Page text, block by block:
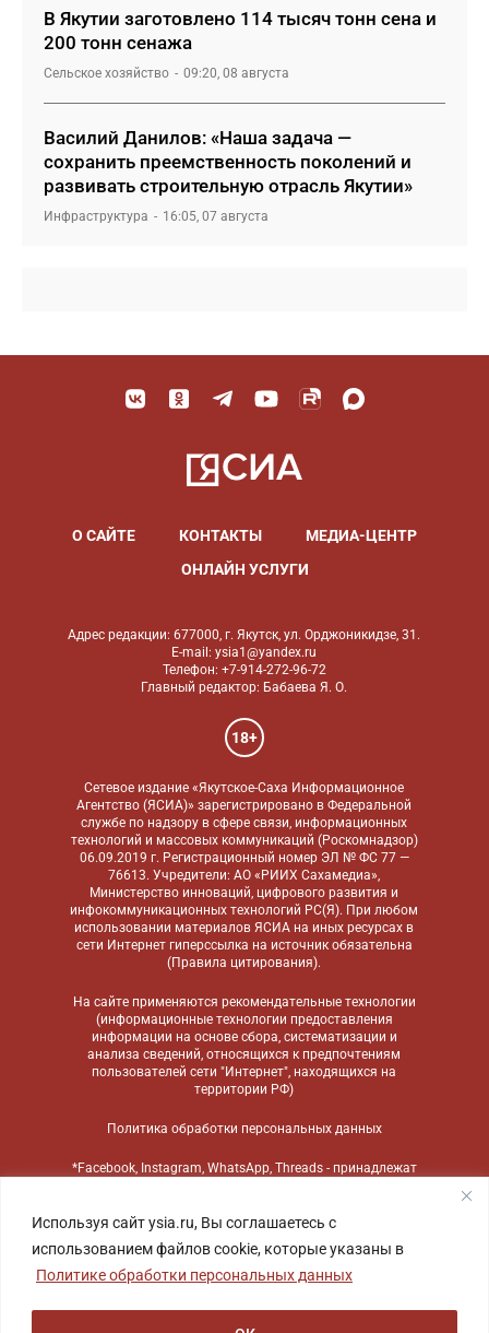
Используя сайт ysia.ru, Вы соглашаетесь с
использованием файлов cookie, которые указаны в
Политике обработки персональных данных
В Якутии заготовлено 114 тысяч тонн сена и
200 тонн сенажа
Сельское хозяйство 09:20, 08 августа
Василий Данилов: «Наша задача —
сохранить преемственность поколений и
развивать строительную отрасль Якутии»
Инфраструктура 16:05, 07 августа
О САЙТЕ КОНТАКТЫ
МЕДИА-ЦЕНТР
ОНЛАЙН УСЛУГИ
Адрес редакции: 677000, г. Якутск, ул. Орджоникидзе, 31.
E-mail: ysia1@yandex.ru
Телефон: +7-914-272-96-72
Главный редактор: Бабаева Я. О.
18+
Сетевое издание «Якутское-Саха Информационное
Агентство (ЯСИА)» зарегистрировано в Федеральной
службе по надзору в сфере связи, информационных
технологий и массовых коммуникаций (Роскомнадзор)
06.09.2019 г. Регистрационный номер ЭЛ № ФС 77 —
76613. Учредители: АО «РИИХ Сахамедиа»,
Министерство инноваций, цифрового развития и
инфокоммуникационных технологий РС(Я). При любом
использовании материалов ЯСИА на иных ресурсах в
сети Интернет гиперссылка на источник обязательна
(Правила цитирования).
На сайте применяются рекомендательные технологии
(информационные технологии предоставления
информации на основе сбора, систематизации и
анализа сведений, относящихся к предпочтениям
пользователей сети "Интернет", находящихся на
территории РФ)
Политика обработки персональных данных
*Facebook, Instagram, WhatsApp, Threads - принадлежат